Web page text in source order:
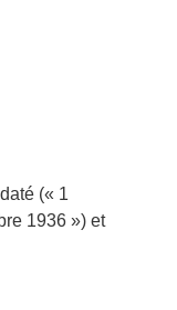
(« 1
1936 ») et